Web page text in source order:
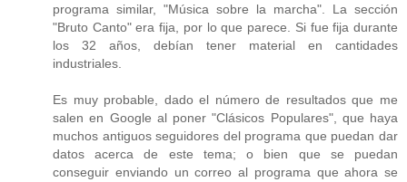
programa similar, "Música sobre la marcha". La sección
"Bruto Canto" era fija, por lo que parece. Si fue fija durante
los 32 años, debían tener material en cantidades
industriales.
Es muy probable, dado el número de resultados que me
salen en Google al poner "Clásicos Populares", que haya
muchos antiguos seguidores del programa que puedan dar
datos acerca de este tema; o bien que se puedan
conseguir enviando un correo al programa que ahora se